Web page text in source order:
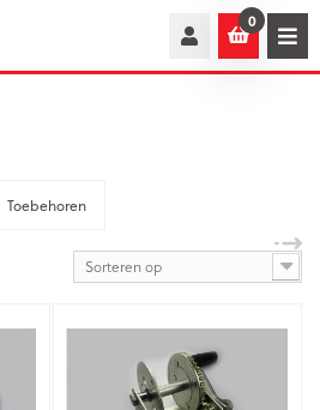
0
Toebehoren
Sorteren op